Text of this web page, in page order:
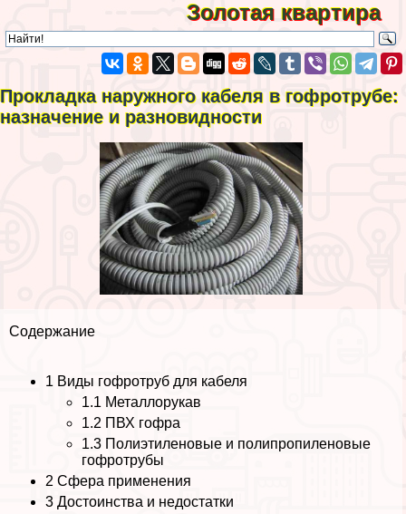
Золотая квартира
Прокладка наружного кабеля в гофротрубе:
назначение и разновидности
Содержание
1 Виды гофротруб для кабеля
1.1 Металлорукав
1.2 ПВХ гофра
1.3 Полиэтиленовые и полипропиленовые
гофротрубы
2 Сфера применения
3 Достоинства и недостатки